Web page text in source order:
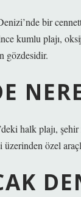
bir
kumlu plajı,
gözdesidir.
halk plajı,
üzerinden özel